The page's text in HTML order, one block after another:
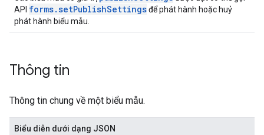
API forms.setPublishSettingsđể phát hành hoặc huỷ
phát hành biểu mẫu.
Thông tin
Thông tin chung về một biểu mẫu.
Biểu diễn dưới dạng JSON